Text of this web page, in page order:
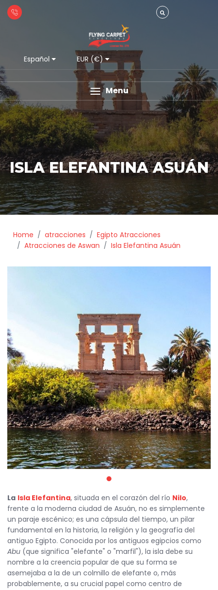
Español EUR (€)
Menu
ISLA ELEFANTINA ASUÁN
Home atracciones
Egipto Atracciones
Atracciones de Aswan
Isla Elefantina Asuán
La Isla Elefantina, situada en el corazón del río Nilo,
frente a la moderna ciudad de Asuán, no es simplemente
un paraje escénico; es una cápsula del tiempo, un pilar
fundamental en la historia, la religión y la geografía del
antiguo Egipto. Conocida por los antiguos egipcios como
Abu (que significa "elefante" o "marfil"), la isla debe su
nombre a la creencia popular de que su forma se
asemejaba a la de un colmillo de elefante o, más
probablemente, a su crucial papel como centro de